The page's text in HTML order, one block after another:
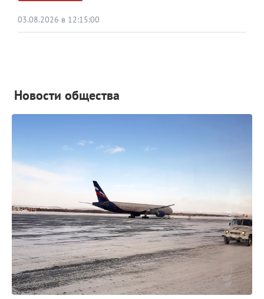
03.08.2026 в 12:15:00
Новости общества